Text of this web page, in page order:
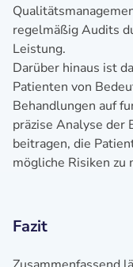
regelmäßig Audits
Leistung.
Darüber hinaus ist
Patienten von
Behandlungen auf
präzise Analyse der
beitragen, die
mögliche Risiken zu
Fazit